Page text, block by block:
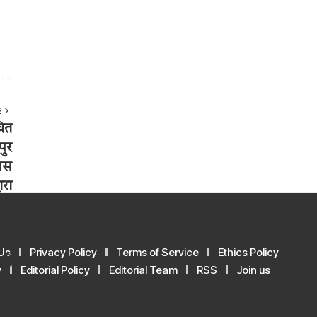
Privacy Policy Terms of Service
Ethics Policy
Editorial Policy Editorial Team RSS Join us